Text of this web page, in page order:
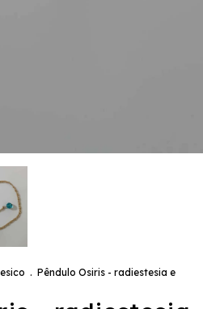
. Pêndulo Osiris - radiestesia e